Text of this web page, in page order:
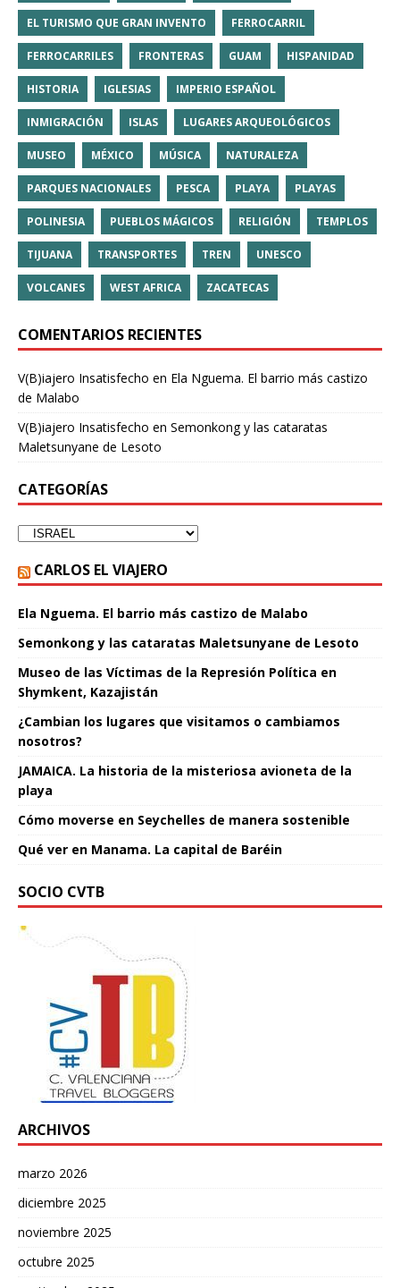
EL TURISMO QUE GRAN INVENTO FERROCARRIL
FERROCARRILES FRONTERAS GUAM HISPANIDAD
HISTORIA IGLESIAS IMPERIO ESPAÑOL
INMIGRACIÓN ISLAS LUGARES ARQUEOLÓGICOS
MUSEO MÉXICO MÚSICA NATURALEZA
PARQUES NACIONALES PESCA PLAYA PLAYAS
POLINESIA PUEBLOS MÁGICOS RELIGIÓN TEMPLOS
TIJUANA TRANSPORTES TREN UNESCO
VOLCANES WEST AFRICA ZACATECAS
COMENTARIOS RECIENTES
V(B)iajero Insatisfecho en Ela Nguema. El barrio más castizo
de Malabo
V(B)iajero Insatisfecho en Semonkong y las cataratas
Maletsunyane de Lesoto
CATEGORÍAS
CARLOS EL VIAJERO
Ela Nguema. El barrio más castizo de Malabo
Semonkong y las cataratas Maletsunyane de Lesoto
Museo de las Víctimas de la Represión Política en
Shymkent, Kazajistán
¿Cambian los lugares que visitamos o cambiamos
nosotros?
JAMAICA. La historia de la misteriosa avioneta de la
playa
Cómo moverse en Seychelles de manera sostenible
Qué ver en Manama. La capital de Baréin
SOCIO CVTB
ARCHIVOS
marzo 2026
diciembre 2025
noviembre 2025
octubre 2025